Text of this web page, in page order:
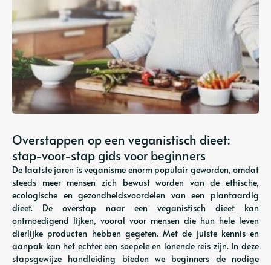
Overstappen op een veganistisch dieet:
stap-voor-stap gids voor beginners
De laatste jaren is veganisme enorm populair geworden, omdat
steeds meer mensen zich bewust worden van de ethische,
ecologische en gezondheidsvoordelen van een plantaardig
dieet. De overstap naar een veganistisch dieet kan
ontmoedigend lijken, vooral voor mensen die hun hele leven
dierlijke producten hebben gegeten. Met de juiste kennis en
aanpak kan het echter een soepele en lonende reis zijn. In deze
stapsgewijze handleiding bieden we beginners de nodige